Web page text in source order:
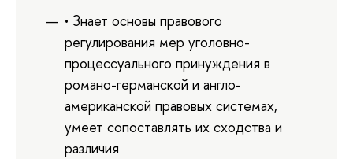
• Знает основы правового
регулирования мер уголовно-
процессуального принуждения в
романо-германской и англо-
американской правовых системах,
умеет сопоставлять их сходства и
различия